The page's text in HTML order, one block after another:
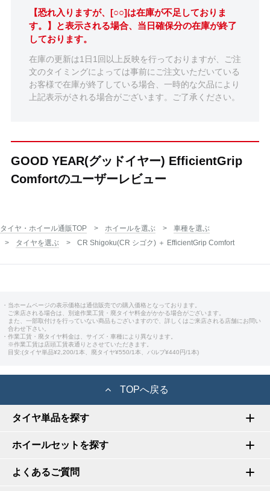
【恐れ入りますが、[○○]は在庫が不足しておりま
す。】と表示される場合、当日確保分の在庫が終了
しております。
在庫の更新は1日1回以上反映を行っておりますが、ご注
文のタイミングによっては事前にご注文いただいている
お客様で在庫が終了している場合、一時的な欠品により
上記表示がされる場合がございます。ご了承ください。
GOOD YEAR(グッドイヤー) EfficientGrip
Comfortのユーザーレビュー
タイヤ・ホイール通販TOP ホイールを選ぶ
車種を選ぶ
タイヤを選ぶ
CR Shigoku(CR シゴク) ＋ EfficientGrip Comfort
・当ホームページの表示価格は通信販売での購入価格となっております。
ご来店される場合は、別途作業工賃・廃タイヤ料金がかかる場合がございます。
また、一部取付けを行っていない商品もございますので、詳しくはご来店される店舗にお問い
合わせ下さい。
・作業工賃・廃タイヤ料金は、サイズ・車種により異なります。
※作業工賃は店頭工賃表通りとさせていただきます。
目安:(タイヤ単品¥2,200/1本、廃タイヤ¥550/1本、バルブ¥440円/1本)
TOPへ戻る
タイヤ単品を探す
ホイールセットを探す
よくあるご質問